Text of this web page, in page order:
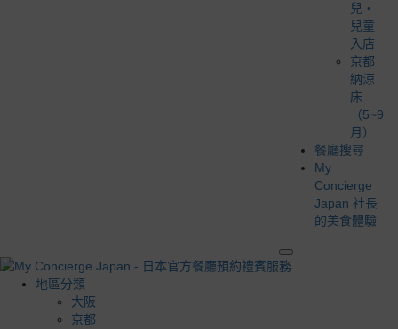
兒・
兒童
入店
京都
納涼
床
（5~9
月）
餐廳搜尋
My
Concierge
Japan 社長
的美食體驗
地區分類
大阪
京都